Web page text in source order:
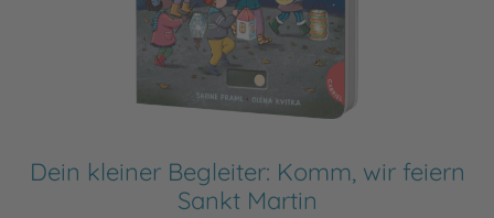
Dein kleiner Begleiter: Komm, wir feiern
Sankt Martin